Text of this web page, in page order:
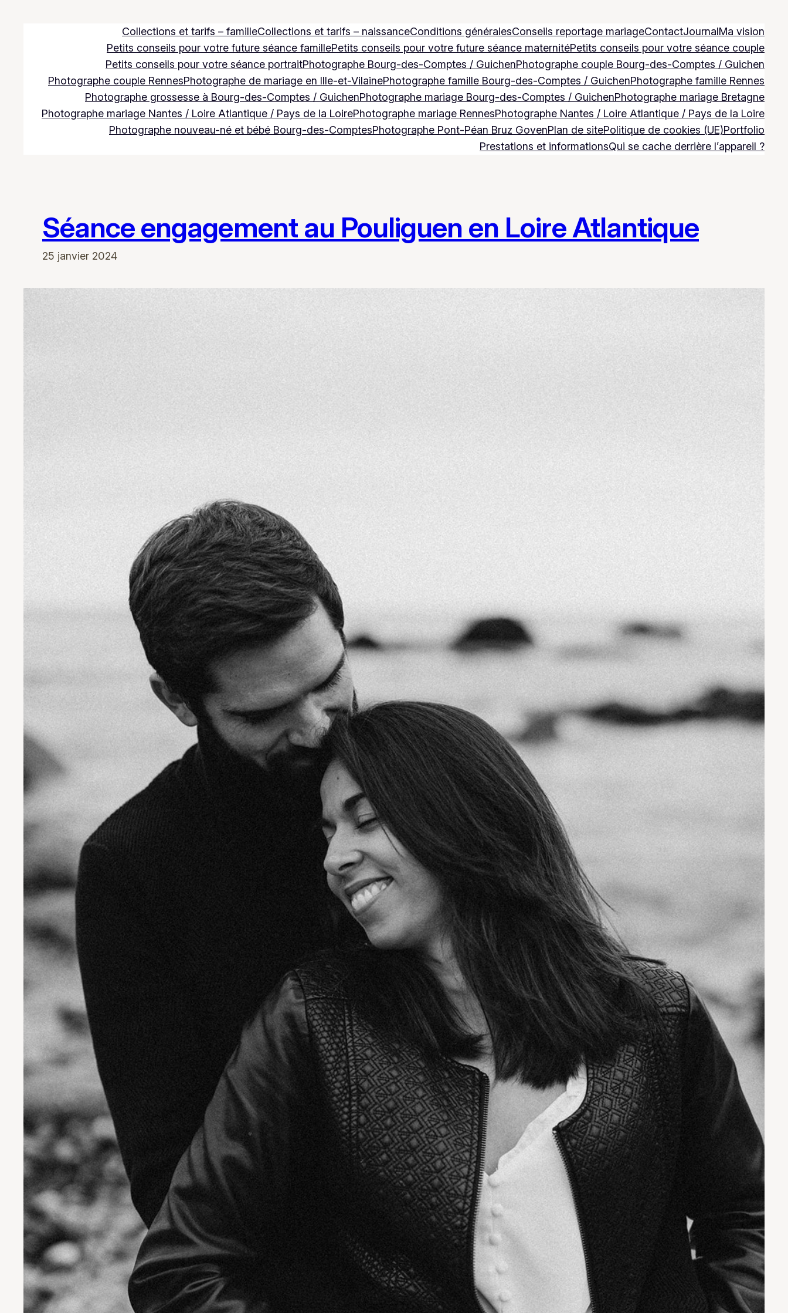
Collections et tarifs – familleCollections et tarifs – naissanceConditions généralesConseils reportage mariageContactJournalMa vision
Petits conseils pour votre future séance famillePetits conseils pour votre future séance maternitéPetits conseils pour votre séance couple
Petits conseils pour votre séance portraitPhotographe Bourg-des-Comptes / GuichenPhotographe couple Bourg-des-Comptes / Guichen
Photographe couple RennesPhotographe de mariage en Ille-et-VilainePhotographe famille Bourg-des-Comptes / GuichenPhotographe famille Rennes
Photographe grossesse à Bourg-des-Comptes / GuichenPhotographe mariage Bourg-des-Comptes / GuichenPhotographe mariage Bretagne
Photographe mariage Nantes / Loire Atlantique / Pays de la LoirePhotographe mariage RennesPhotographe Nantes / Loire Atlantique / Pays de la Loire
Photographe nouveau-né et bébé Bourg-des-ComptesPhotographe Pont-Péan Bruz GovenPlan de sitePolitique de cookies (UE)Portfolio
Prestations et informationsQui se cache derrière l’appareil ?
Séance engagement au Pouliguen en Loire Atlantique
25 janvier 2024